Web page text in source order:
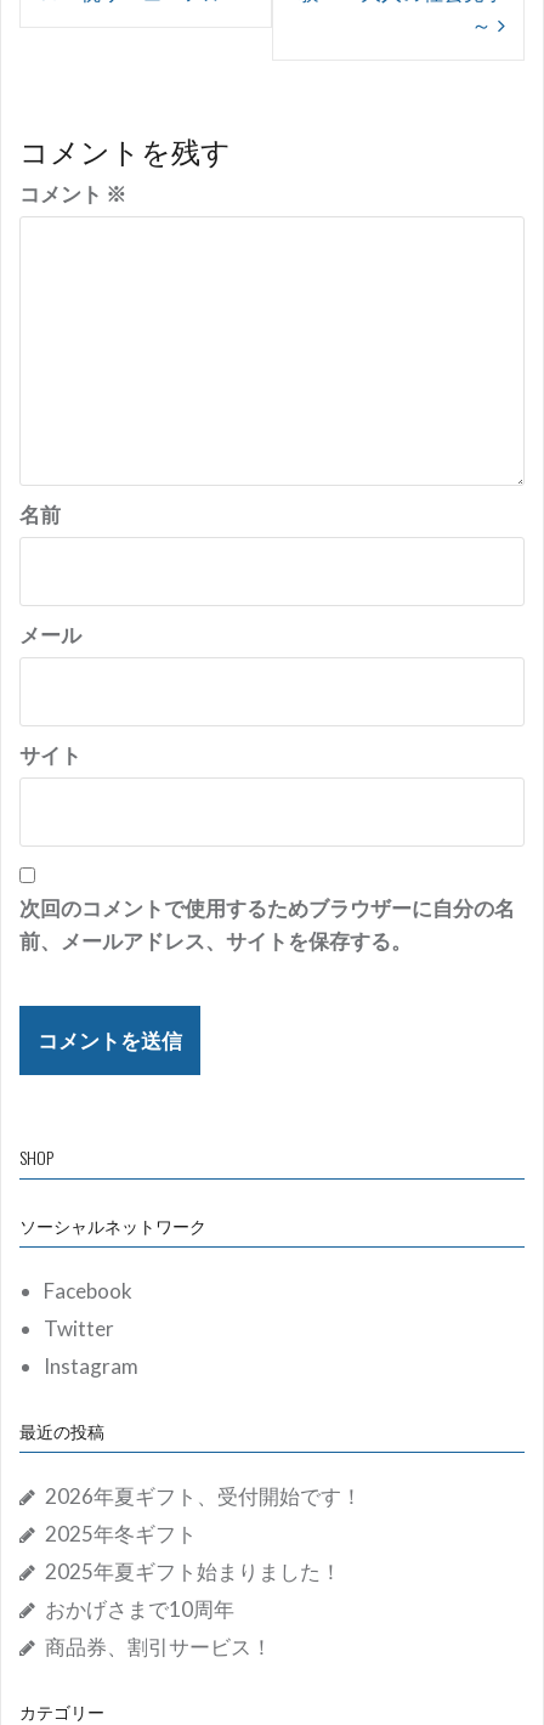
ー
シ
ョ
～
コメントを残す
コメント ※
名前
メール
サイト
次回のコメントで使用するためブラウザーに自分の名
前、メールアドレス、サイトを保存する。
SHOP
ソーシャルネットワーク
Facebook
Twitter
Instagram
最近の投稿
2026年夏ギフト、受付開始です！
2025年冬ギフト
2025年夏ギフト始まりました！
おかげさまで10周年
商品券、割引サービス！
カテゴリー